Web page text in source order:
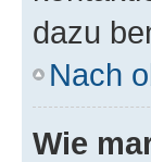
dazu
Nach
Wie